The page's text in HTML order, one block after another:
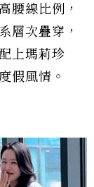
腰線比例，
層次疊穿，
上瑪莉珍
假風情。